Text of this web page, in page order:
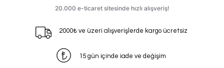
2000₺ ve üzeri alışverişlerde kargo ücretsiz
15 gün içinde iade ve değişim